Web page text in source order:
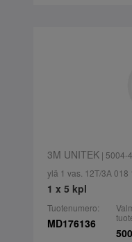
3M UNITEK| 5004-
ylä 1 vas. 12T/3A 018
1 x 5 kpl
Tuotenumero:
MD176136